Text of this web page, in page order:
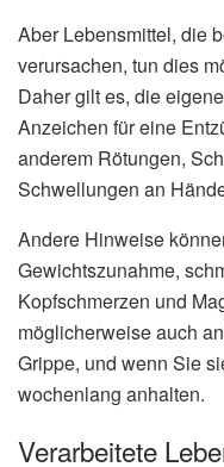
Aber Lebensmittel, die
verursachen, tun dies
Daher gilt es, die
Anzeichen für eine
anderem Rötungen,
Schwellungen an
Andere Hinweise
Gewichtszunahme,
Kopfschmerzen und
möglicherweise auch
Grippe, und wenn Sie
wochenlang anhalten.
Verarbeitete